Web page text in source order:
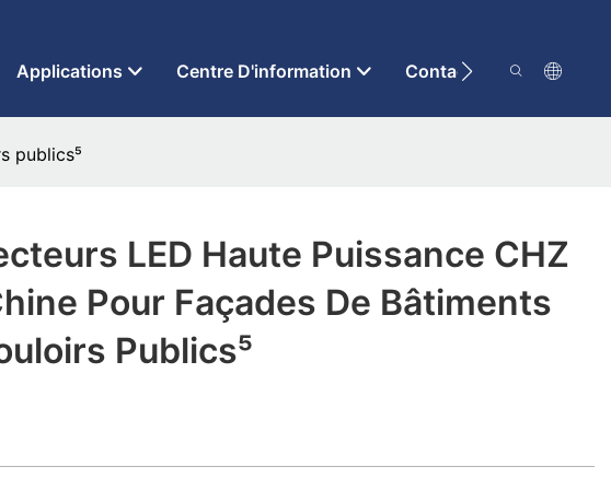
Applications Centre D'information Contactez-Nous
publics⁵
LED Haute Puissance CHZ
Pour Façades De Bâtiments
Publics⁵